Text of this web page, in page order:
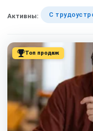
Активны: С
Топ продаж